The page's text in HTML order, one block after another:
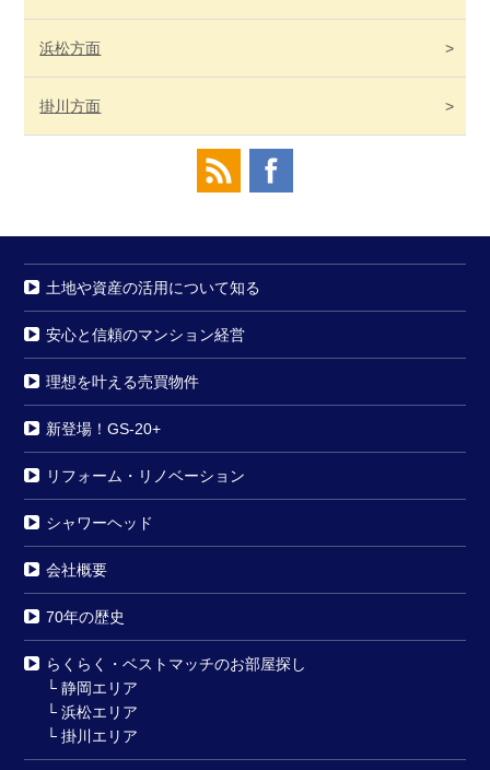
浜松方面
掛川方面
土地や資産の活用について知る
安心と信頼のマンション経営
理想を叶える売買物件
新登場！GS-20+
リフォーム・リノベーション
シャワーヘッド
会社概要
70年の歴史
らくらく・ベストマッチのお部屋探し
└静岡エリア
└浜松エリア
└掛川エリア